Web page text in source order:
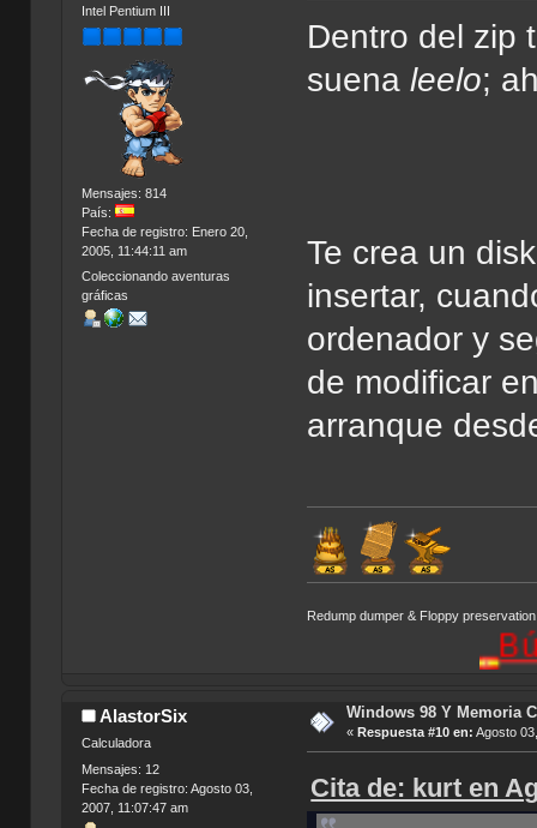
Intel Pentium III
Mensajes: 814
País:
Fecha de registro: Enero 20,
2005, 11:44:11 am
Coleccionando aventuras
gráficas
Dentro del zip
suenaleelo;
Te crea un
insertar,
ordenador y
de modificar
arranque
Redump dumper & Floppy preservation
AlastorSix
Calculadora
Mensajes: 12
Fecha de registro: Agosto 03,
2007, 11:07:47 am
Windows 98 Y Memoria
« Respuesta #10 en: Agosto
Cita de: kurt en